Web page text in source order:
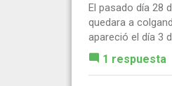
El pasado día 28
quedara a
apareció el día 3
1 respuesta